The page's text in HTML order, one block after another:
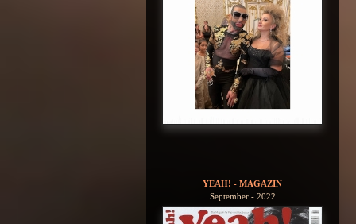
YEAH! - MAGAZIN
September - 2022